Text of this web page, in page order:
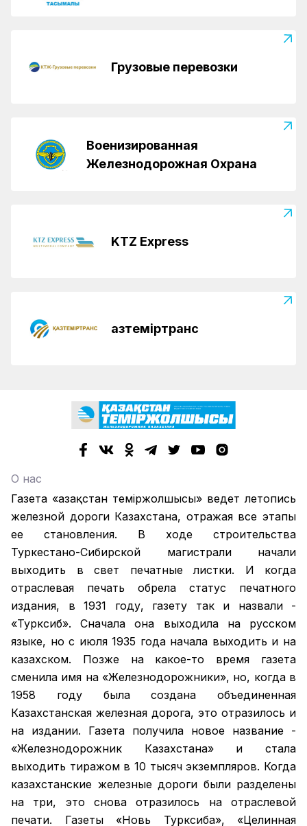
Грузовые перевозки
Военизированная
Железнодорожная Охрана
KTZ Express
Қазтеміртранс
О нас
Газета «Қазақстан теміржолшысы» ведет летопись
железной дороги Казахстана, отражая все этапы
ее становления. В ходе строительства
Туркестано-Сибирской магистрали начали
выходить в свет печатные листки. И когда
отраслевая печать обрела статус печатного
издания, в 1931 году, газету так и назвали -
«Турксиб». Сначала она выходила на русском
языке, но с июля 1935 года начала выходить и на
казахском. Позже на какое-то время газета
сменила имя на «Железнодорожники», но, когда в
1958 году была создана объединенная
Казахстанская железная дорога, это отразилось и
на издании. Газета получила новое название -
«Железнодорожник Казахстана» и стала
выходить тиражом в 10 тысяч экземпляров. Когда
казахстанские железные дороги были разделены
на три, это снова отразилось на отраслевой
печати. Газеты «Новь Турксиба», «Целинная